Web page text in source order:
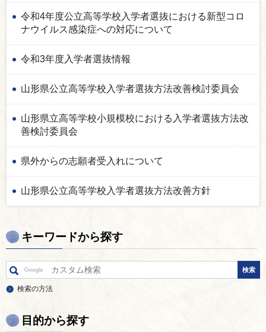
令和4年度公立高等学校入学者選抜における新型コロ
ナウイルス感染症への対応について
令和3年度入学者選抜情報
山形県公立高等学校入学者選抜方法改善検討委員会
山形県立高等学校小規模校における入学者選抜方法改
善検討委員会
県外からの志願者受入れについて
山形県公立高等学校入学者選抜方法改善方針
キーワードから探す
検索の方法
目的から探す